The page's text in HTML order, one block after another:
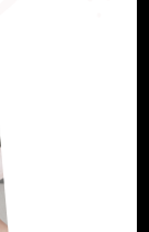
Sommeil